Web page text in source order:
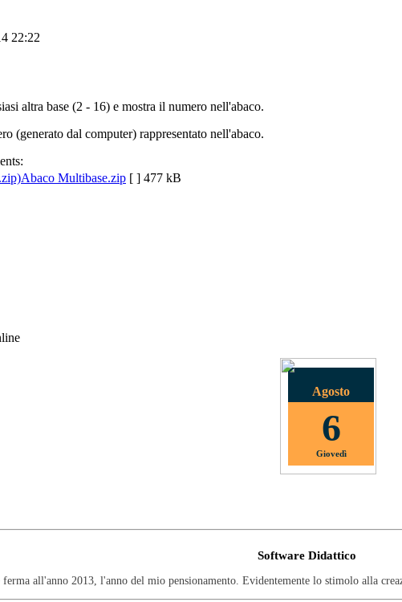
22:22
altra base (2 - 16) e mostra il numero nell'abaco.
(generato dal computer) rappresentato nell'abaco.
Abaco Multibase.zip [ ] 477 kB
Agosto
6
Giovedì
COOKIES